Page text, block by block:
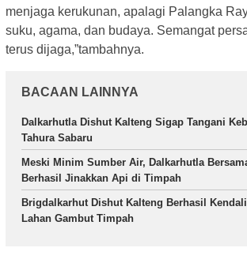
menjaga kerukunan, apalagi Palangka
suku, agama, dan budaya. Semangat
terus dijaga,”tambahnya.
BACAAN LAINNYA
Dalkarhutla Dishut Kalteng Sigap Tangani
Tahura Sabaru
Meski Minim Sumber Air, Dalkarhutla
Berhasil Jinakkan Api di Timpah
Brigdalkarhut Dishut Kalteng Berhasil
Lahan Gambut Timpah